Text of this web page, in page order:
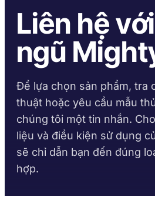
→
DÁN KẾT & ĐÓNG RẮN
Keo Bề Mặt Rắn Taftbond
Methacrylate
Krystal 1000 Keo UV
Krystal 2000
Krystal 3000 Keo UV
XÂY DỰNG & GIA CÔNG
Gia công kim loại
Xây dựng
Tự làm
Biển hiệu
Gia công gỗ
→
Thư viện TDS
Tờ dữ liệu an toàn
Theo yêu cầu
Bộ
rắn
TUÂN THỦ
Khai báo RoHS
Liên hệ
ngũ
Để lựa chọn sản phẩm, tra
thuật hoặc yêu cầu mẫu
chúng tôi một tin nhắn.
liệu và điều kiện sử dụng
sẽ chỉ dẫn bạn đến đúng
hợp.